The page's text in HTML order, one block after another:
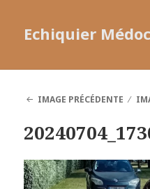
Echiquier
IMAGE PRÉCÉDENTE